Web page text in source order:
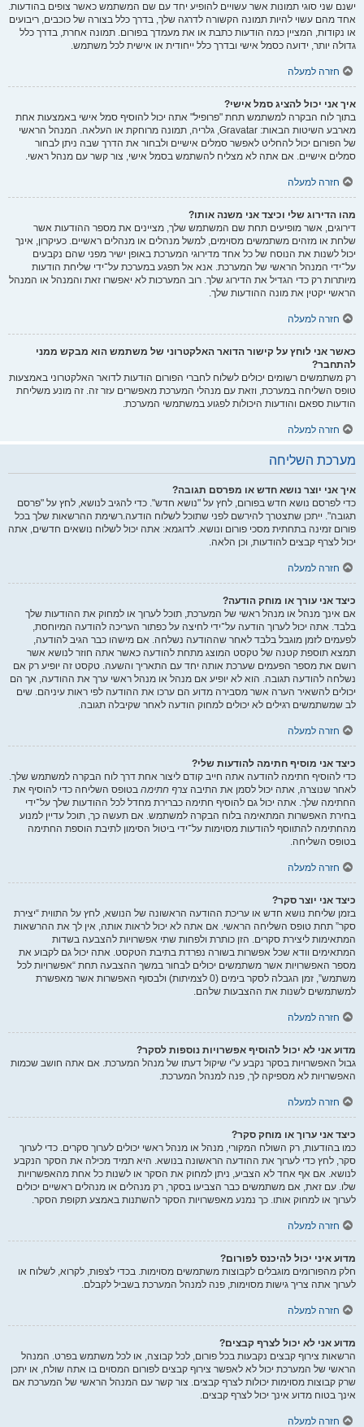
ישנם שני סוגי תמונות אשר עשויים להופיע יחד עם שם המשתמש כאשר צופים בהודעות.
אחד מהם עשוי להיות תמונה הקשורה לדרגה שלך, בדרך כלל בצורה של כוכבים, ריבועים
או נקודות, המציין כמה הודעות כתבת או את מעמדך בפורום. תמונה אחרת, בדרך כלל
גדולה יותר, ידועה כסמל אישי ובדרך כלל ייחודית או אישית לכל משתמש.
חזרה למעלה
איך אני יכול להציג סמל אישי?
בתוך לוח הבקרה למשתמש תחת "פרופיל" אתה יכול להוסיף סמל אישי באמצעות אחת
מארבע השיטות הבאות: Gravatar, גלריה, תמונה מרוחקת או העלאה. המנהל הראשי
של הפורום יכול להחליט לאפשר סמלים אישיים ולבחור את הדרך שבה ניתן לבחור
סמלים אישיים. אם אתה לא מצליח להשתמש בסמל אישי, צור קשר עם מנהל ראשי.
חזרה למעלה
מהו הדירוג שלי וכיצד אני משנה אותו?
דירוגים, אשר מופיעים תחת שם המשתמש שלך, מציינים את מספר ההודעות אשר
שלחת או מזהים משתמשים מסוימים, למשל מנהלים או מנהלים ראשיים. כעיקרון, אינך
יכול לשנות את הנוסח של כל אחד מדירוגי המערכת באופן ישיר מפני שהם נקבעים
על־ידי המנהל הראשי של המערכת. אנא אל תפגע במערכת על־ידי שליחת הודעות
מיותרות רק כדי הגדיל את הדירוג שלך. רוב המערכות לא יאפשרו זאת והמנהל או המנהל
הראשי יקטין את מונה ההודעות שלך.
חזרה למעלה
כאשר אני לוחץ על קישור הדואר האלקטרוני של משתמש הוא מבקש ממני
להתחבר?
רק משתמשים רשומים יכולים לשלוח לחברי הפורום הודעות לדואר האלקטרוני באמצעות
טופס השליחה במערכת, וזאת עם מנהלי המערכת מאפשרים עזר זה. זה מונע משליחת
הודעות ספאם והודעות היכולות לפגוע במשתמשי המערכת.
חזרה למעלה
מערכת השליחה
איך אני יוצר נושא חדש או מפרסם תגובה?
כדי לפרסם נושא חדש בפורום, לחץ על "נושא חדש". כדי להגיב לנושא, לחץ על "פרסם
תגובה". ייתכן שתצטרך להירשם לפני שתוכל לשלוח הודעה.רשימת ההרשאות שלך בכל
פורום זמינה בתחתית מסכי פורום ונושא. לדוגמא: אתה יכול לשלוח נושאים חדשים, אתה
יכול לצרף קבצים להודעות, וכן הלאה.
חזרה למעלה
כיצד אני עורך או מוחק הודעה?
אם אינך מנהל או מנהל ראשי של המערכת, תוכל לערוך או למחוק את ההודעות שלך
בלבד. אתה יכול לערוך הודעה על־ידי לחיצה על כפתור העריכה להודעה המיוחסת,
לפעמים לזמן מוגבל בלבד לאחר שההודעה נשלחה. אם מישהו כבר הגיב להודעה,
תמצא תוספת קטנה של טקסט המוצג מתחת להודעה כאשר אתה חוזר לנושא אשר
רושם את מספר הפעמים שערכת אותה יחד עם התאריך והשעה. טקסט זה יופיע רק אם
נשלחה להודעה תגובה. הוא לא יופיע אם מנהל או מנהל ראשי ערך את ההודעה, אך הם
יכולים להשאיר הערה אשר מסבירה מדוע הם ערכו את ההודעה לפי ראות עיניהם. שים
לב שמשתמשים רגילים לא יכולים למחוק הודעה לאחר שקיבלה תגובה.
חזרה למעלה
כיצד אני מוסיף חתימה להודעות שלי?
כדי להוסיף חתימה להודעה אתה חייב קודם ליצור אחת דרך לוח הבקרה למשתמש שלך.
לאחר שנוצרה, אתה יכול לסמן את התיבה צרף חתימה בטופס השליחה כדי להוסיף את
החתימה שלך. אתה יכול גם להוסיף חתימה כברירת מחדל לכל ההודעות שלך על־ידי
בחירת האפשרות המתאימה בלוח הבקרה למשתמש. אם תעשה כך, תוכל עדיין למנוע
מהחתימה להתווסף להודעות מסוימות על־ידי ביטול הסימון לתיבת הוספת החתימה
בטופס השליחה.
חזרה למעלה
כיצד אני יוצר סקר?
בזמן שליחת נושא חדש או עריכת ההודעה הראשונה של הנושא, לחץ על התווית “יצירת
סקר” תחת טופס השליחה הראשי. אם אתה לא יכול לראות אותה, אין לך את ההרשאות
המתאימות ליצירת סקרים. הזן כותרת ולפחות שתי אפשרויות להצבעה בשדות
המתאימים וודא שכל אפשרות בשורה נפרדת בתיבת הטקסט. אתה יכול גם לקבוע את
מספר האפשרויות אשר משתמשים יכולים לבחור במשך ההצבעה תחת “אפשרויות לכל
משתמש”, זמן הגבלה לסקר בימים (0 לצמיתות) ולבסוף האפשרות אשר מאפשרת
למשתמשים לשנות את ההצבעות שלהם.
חזרה למעלה
מדוע אני לא יכול להוסיף אפשרויות נוספות לסקר?
גבול האפשרויות בסקר נקבע ע"י שיקול דעתו של מנהל המערכת. אם אתה חושב שכמות
האפשרויות לא מספיקה לך, פנה למנהל המערכת.
חזרה למעלה
כיצד אני ערוך או מוחק סקר?
כמו בהודעות, רק השולח המקורי, מנהל או מנהל ראשי יכולים לערוך סקרים. כדי לערוך
סקר, לחץ כדי לערוך את ההודעה הראשונה בנושא. היא תמיד מכילה את הסקר הנקבע
לנושא. אם אף אחד לא הצביע, ניתן למחוק את הסקר או לשנות כל אחת מהאפשרויות
שלו. עם זאת, אם משתמשים כבר הצביעו בסקר, רק מנהלים או מנהלים ראשיים יכולים
לערוך או למחוק אותו. כך נמנע מאפשרויות הסקר להשתנות באמצע תקופת הסקר.
חזרה למעלה
מדוע איני יכול להיכנס לפורום?
חלק מהפורומים מוגבלים לקבוצות משתמשים מסוימות. בכדי לצפות, לקרוא, לשלוח או
לערוך אתה צריך גישות מסוימות, פנה למנהל המערכת בשביל לקבלם.
חזרה למעלה
מדוע אני לא יכול לצרף קבצים?
הרשאות צירוף קבצים נקבעות בכל פורום, לכל קבוצה, או לכל משתמש בפרט. המנהל
הראשי של המערכת יכול לא לאפשר צירוף קבצים לפורום המסוים בו אתה שולח, או יתכן
שרק קבוצות מסוימות יכולות לצרף קבצים. צור קשר עם המנהל הראשי של המערכת אם
אינך בטוח מדוע אינך יכול לצרף קבצים.
חזרה למעלה